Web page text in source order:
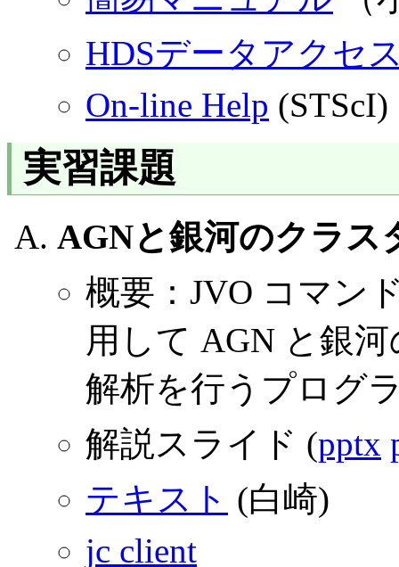
HDSデータアクセ
On-line Help (STScI)
実習課題
AGNと銀河のクラス
概要：JVO コマン
用して AGN と銀
解析を行うプログ
解説スライド (pptx
テキスト (白崎)
jc client